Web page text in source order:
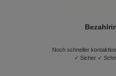
Noch schneller
✓ Sicher ✓